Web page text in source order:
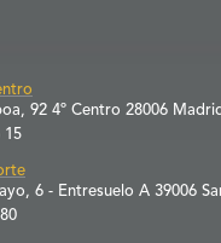
92 4º Centro 28006
15
6 - Entresuelo A 39006